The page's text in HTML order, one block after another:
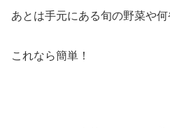
あとは手元にある旬の野菜や何
これなら簡単！